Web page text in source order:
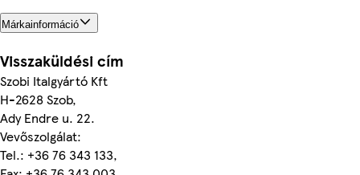
Márkainformáció
Visszaküldési cím
Szobi Italgyártó Kft
H-2628 Szob,
Ady Endre u. 22.
Vevőszolgálat:
Tel.: +36 76 343 133,